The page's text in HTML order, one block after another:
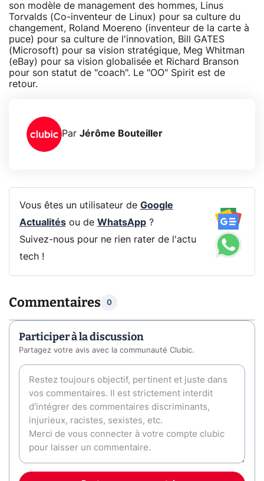
son modèle de management des hommes, Linus
Torvalds (Co-inventeur de Linux) pour sa culture du
changement, Roland Moereno (inventeur de la carte à
puce) pour sa culture de l'innovation, Bill GATES
(Microsoft) pour sa vision stratégique, Meg Whitman
(eBay) pour sa vision globalisée et Richard Branson
pour son statut de "coach". Le "OO" Spirit est de
retour.
Par Jérôme Bouteiller
Vous êtes un utilisateur de Google
Actualitésou de WhatsApp?
Suivez-nous pour ne rien rater de l'actu
tech !
Commentaires 0
Participer à la discussion
Partagez votre avis avec la communauté Clubic.